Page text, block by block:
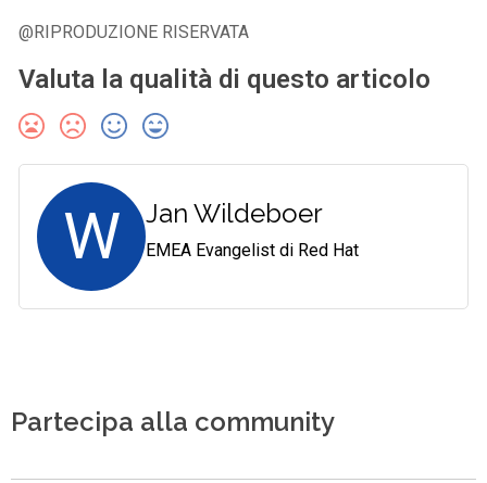
@RIPRODUZIONE RISERVATA
Valuta la qualità di questo articolo
W Jan Wildeboer
EMEA Evangelist di Red Hat
Partecipa alla community